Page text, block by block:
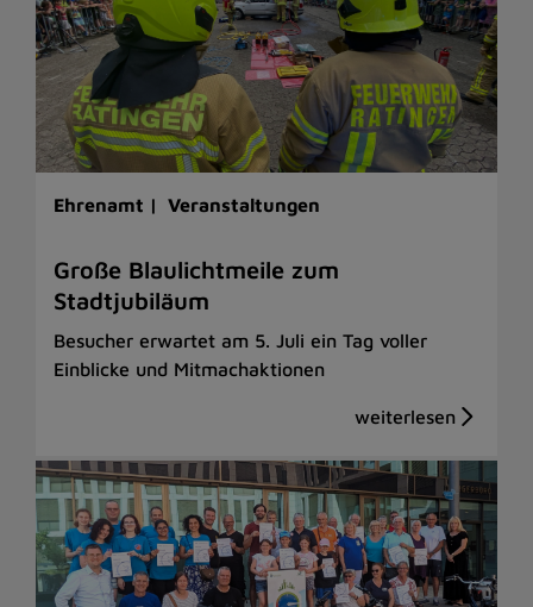
Ehrenamt | Veranstaltungen
Große Blaulichtmeile zum
Stadtjubiläum
Besucher erwartet am 5. Juli ein Tag voller
Einblicke und Mitmachaktionen